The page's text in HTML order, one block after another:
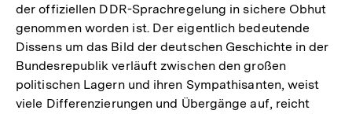
der offiziellen DDR-Sprachregelung in sichere Obhut
genommen worden ist. Der eigentlich bedeutende
Dissens um das Bild der deutschen Geschichte in der
Bundesrepublik verläuft zwischen den großen
politischen Lagern und ihren Sympathisanten, weist
viele Differenzierungen und Übergänge auf, reicht